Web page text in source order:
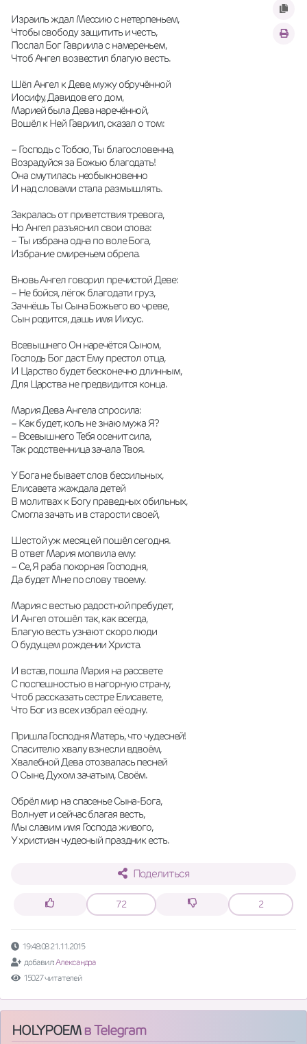
Израиль ждал Мессию с нетерпеньем,
Чтобы свободу защитить и честь,
Послал Бог Гавриила с намереньем,
Чтоб Ангел возвестил благую весть.
Шёл Ангел к Деве, мужу обручённой
Иосифу, Давидов его дом,
Марией была Дева наречённой,
Вошёл к Ней Гавриил, сказал о том:
– Господь с Тобою, Ты благословенна,
Возрадуйся за Божью благодать!
Она смутилась необыкновенно
И над словами стала размышлять.
Закралась от приветствия тревога,
Но Ангел разъяснил свои слова:
– Ты избрана одна по воле Бога,
Избрание смиреньем обрела.
Вновь Ангел говорил пречистой Деве:
– Не бойся, лёгок благодати груз,
Зачнёшь Ты Сына Божьего во чреве,
Сын родится, дашь имя Иисус.
Всевышнего Он наречётся Сыном,
Господь Бог даст Ему престол отца,
И Царство будет бесконечно длинным,
Для Царства не предвидится конца.
Мария Дева Ангела спросила:
– Как будет, коль не знаю мужа Я?
– Всевышнего Тебя осенит сила,
Так родственница зачала Твоя.
У Бога не бывает слов бессильных,
Елисавета жаждала детей
В молитвах к Богу праведных обильных,
Смогла зачать и в старости своей,
Шестой уж месяц ей пошёл сегодня.
В ответ Мария молвила ему:
– Се, Я раба покорная Господня,
Да будет Мне по слову твоему.
Мария с вестью радостной пребудет,
И Ангел отошёл так, как всегда,
Благую весть узнают скоро люди
О будущем рождении Христа.
И встав, пошла Мария на рассвете
С поспешностью в нагорную страну,
Чтоб рассказать сестре Елисавете,
Что Бог из всех избрал её одну.
Пришла Господня Матерь, что чудесней!
Спасителю хвалу взнесли вдвоём,
Хвалебной Дева отозвалась песней
О Сыне, Духом зачатым, Своём.
Обрёл мир на спасенье Сына-Бога,
Волнует и сейчас благая весть,
Мы славим имя Господа живого,
У христиан чудесный праздник есть.
Поделиться
72 2
19:48:08 21.11.2015
добавил:Александра
15027 читателей
HOLYPOEMв Telegram